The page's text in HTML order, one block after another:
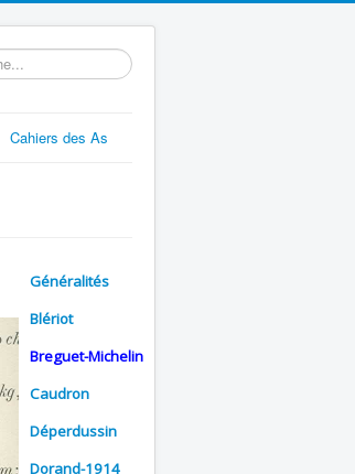
Cahiers des As
Généralités
Blériot
Breguet-Michelin
Caudron
Déperdussin
Dorand-1914